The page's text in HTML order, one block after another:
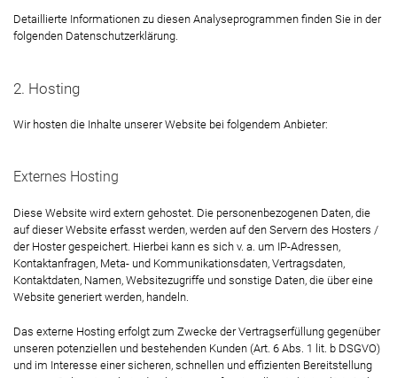
Detaillierte Informationen zu diesen Analyseprogrammen finden Sie in der
folgenden Datenschutzerklärung.
2. Hosting
Wir hosten die Inhalte unserer Website bei folgendem Anbieter:
Externes Hosting
Diese Website wird extern gehostet. Die personenbezogenen Daten, die
auf dieser Website erfasst werden, werden auf den Servern des Hosters /
der Hoster gespeichert. Hierbei kann es sich v. a. um IP-Adressen,
Kontaktanfragen, Meta- und Kommunikationsdaten, Vertragsdaten,
Kontaktdaten, Namen, Websitezugriffe und sonstige Daten, die über eine
Website generiert werden, handeln.
Das externe Hosting erfolgt zum Zwecke der Vertragserfüllung gegenüber
unseren potenziellen und bestehenden Kunden (Art. 6 Abs. 1 lit. b DSGVO)
und im Interesse einer sicheren, schnellen und effizienten Bereitstellung